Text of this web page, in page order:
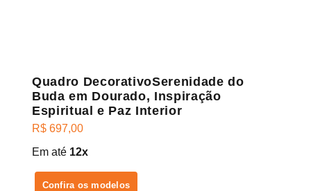
Quadro DecorativoSerenidade do
Buda em Dourado, Inspiração
Espiritual e Paz Interior
R$ 697,00
Em até 12x
Confira os modelos